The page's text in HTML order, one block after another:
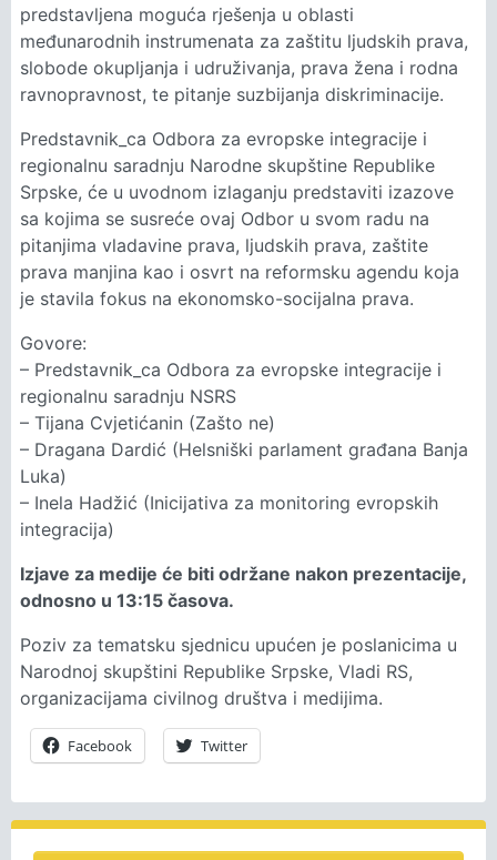
predstavljena moguća rješenja u oblasti
međunarodnih instrumenata za zaštitu ljudskih prava,
slobode okupljanja i udruživanja, prava žena i rodna
ravnopravnost, te pitanje suzbijanja diskriminacije.
Predstavnik_ca Odbora za evropske integracije i
regionalnu saradnju Narodne skupštine Republike
Srpske, će u uvodnom izlaganju predstaviti izazove
sa kojima se susreće ovaj Odbor u svom radu na
pitanjima vladavine prava, ljudskih prava, zaštite
prava manjina kao i osvrt na reformsku agendu koja
je stavila fokus na ekonomsko-socijalna prava.
Govore:
– Predstavnik_ca Odbora za evropske integracije i
regionalnu saradnju NSRS
– Tijana Cvjetićanin (Zašto ne)
– Dragana Dardić (Helsniški parlament građana Banja
Luka)
– Inela Hadžić (Inicijativa za monitoring evropskih
integracija)
Izjave za medije će biti održane nakon prezentacije,
odnosno u 13:15 časova.
Poziv za tematsku sjednicu upućen je poslanicima u
Narodnoj skupštini Republike Srpske, Vladi RS,
organizacijama civilnog društva i medijima.
Facebook Twitter